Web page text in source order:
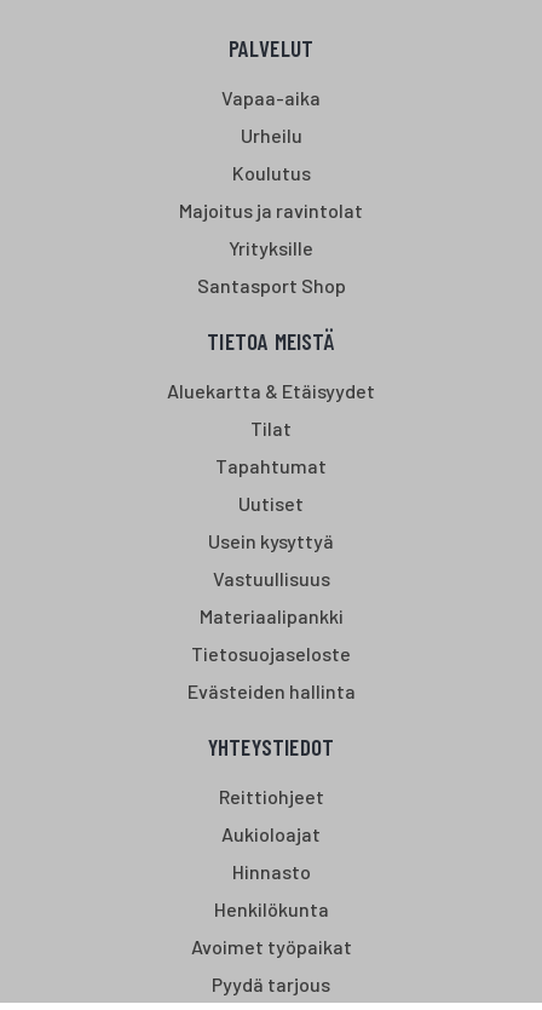
PALVELUT
Vapaa-aika
Urheilu
Koulutus
Majoitus ja ravintolat
Yrityksille
Santasport Shop
TIETOA MEISTÄ
Aluekartta & Etäisyydet
Tilat
Tapahtumat
Uutiset
Usein kysyttyä
Vastuullisuus
Materiaalipankki
Tietosuojaseloste
Evästeiden hallinta
YHTEYSTIEDOT
Reittiohjeet
Aukioloajat
Hinnasto
Henkilökunta
Avoimet työpaikat
Pyydä tarjous